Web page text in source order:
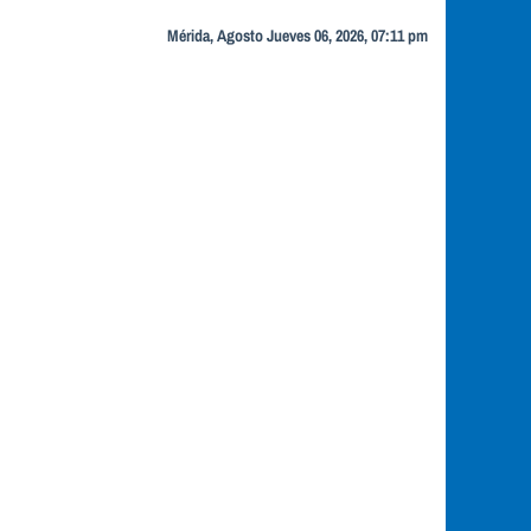
Mérida, Agosto Jueves 06, 2026, 07:11 pm